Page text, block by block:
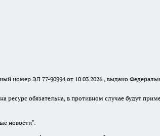
номер ЭЛ 77-90994 от 10.03.2026., выдано
ресурс обязательна, в противном случае будут
новости".